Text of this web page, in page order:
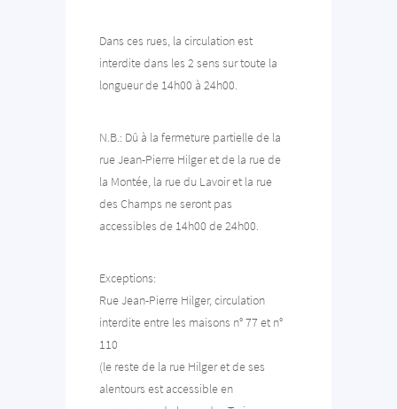
Dans ces rues, la circulation est
interdite dans les 2 sens sur toute la
longueur de 14h00 à 24h00.
N.B.: Dû à la fermeture partielle de la
rue Jean-Pierre Hilger et de la rue de
la Montée, la rue du Lavoir et la rue
des Champs ne seront pas
accessibles de 14h00 de 24h00.
Exceptions:
Rue Jean-Pierre Hilger, circulation
interdite entre les maisons n° 77 et n°
110
(le reste de la rue Hilger et de ses
alentours est accessible en